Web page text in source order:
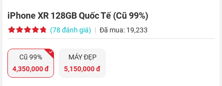
iPhone XR 128GB Quốc Tế (Cũ 99%)
(78 đánh giá) Đã mua: 19,233
Cũ 99%
4,350,000 đ
MÁY ĐẸP
5,150,000 đ